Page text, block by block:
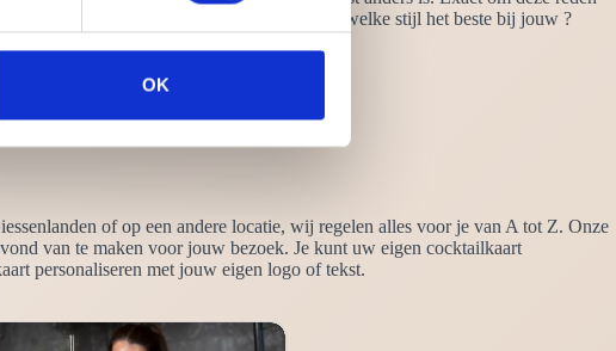
OK
jij naar op zoek bent. Heb jij al een idee welke stijl het beste bij jouw ?
of op een andere locatie, wij regelen alles voor je van A tot Z. Onze
van te maken voor jouw bezoek. Je kunt uw eigen cocktailkaart
personaliseren met jouw eigen logo of tekst.